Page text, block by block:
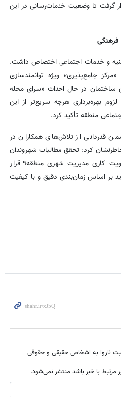
گرفت تا وضعیت خدمات‌رسانی در این
فرهنگی
و خدمات اجتماعی اختصاص داشت.
احداث «مرکز جامع‌پذیری» ویژه توانمندسازی
ساختمان در حال احداث «سرای محله
بهره‌برداری هرچه سریع‌تر از این
منطقه تأکید کرد.
قدردانی از تلاش‌های همکاران در
کرد: تحقق مطالبات شهروندان
و کاهش گره‌های ترافیکی در اولویت کاری مدیریت شهری منطقه۹ قرار
بر اساس زمان‌بندی دقیق و با کیفیت
ناروا به اشخاص حقیقی و حقوقی
مرتبط با خبر باشد منتشر نمی‌شود.